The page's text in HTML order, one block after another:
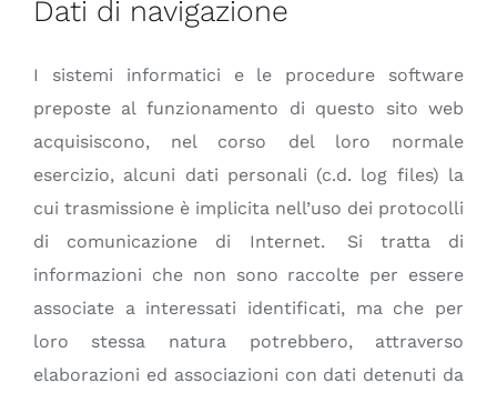
Dati di navigazione
I sistemi informatici e le procedure software
preposte al funzionamento di questo sito web
acquisiscono, nel corso del loro normale
esercizio, alcuni dati personali (c.d. log files) la
cui trasmissione è implicita nell’uso dei protocolli
di comunicazione di Internet. Si tratta di
informazioni che non sono raccolte per essere
associate a interessati identificati, ma che per
loro stessa natura potrebbero, attraverso
elaborazioni ed associazioni con dati detenuti da